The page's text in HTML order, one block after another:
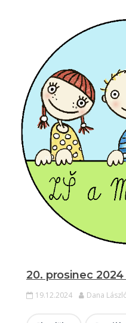
20. prosinec
19.12.2024 Dana